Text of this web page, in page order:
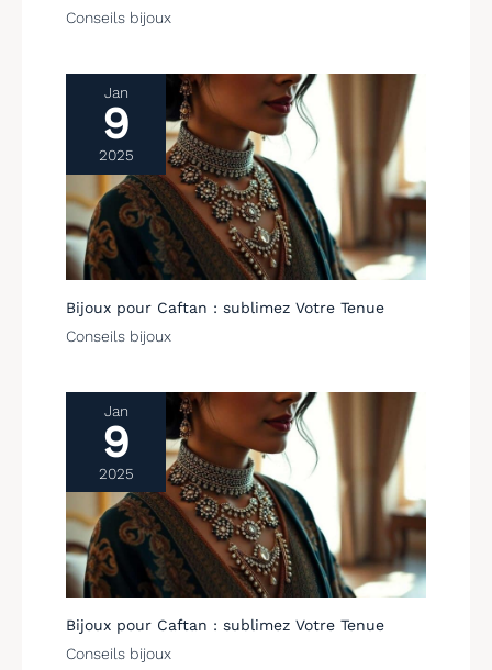
Conseils bijoux
Jan
9
2025
Bijoux pour Caftan : sublimez Votre Tenue
Conseils bijoux
Jan
9
2025
Bijoux pour Caftan : sublimez Votre Tenue
Conseils bijoux